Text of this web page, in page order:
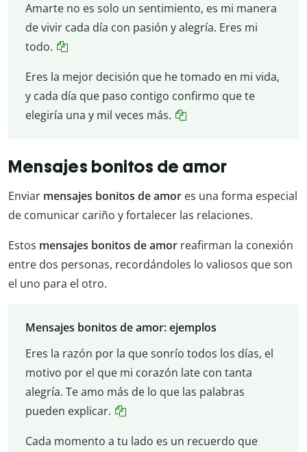
Amarte no es solo un sentimiento, es mi manera
de vivir cada día con pasión y alegría. Eres mi
todo.
Eres la mejor decisión que he tomado en mi vida,
y cada día que paso contigo confirmo que te
elegiría una y mil veces más.
Mensajes bonitos de amor
Enviar mensajes bonitos de amor es una forma especial
de comunicar cariño y fortalecer las relaciones.
Estos mensajes bonitos de amor reafirman la conexión
entre dos personas, recordándoles lo valiosos que son
el uno para el otro.
Mensajes bonitos de amor: ejemplos
Eres la razón por la que sonrío todos los días, el
motivo por el que mi corazón late con tanta
alegría. Te amo más de lo que las palabras
pueden explicar.
Cada momento a tu lado es un recuerdo que